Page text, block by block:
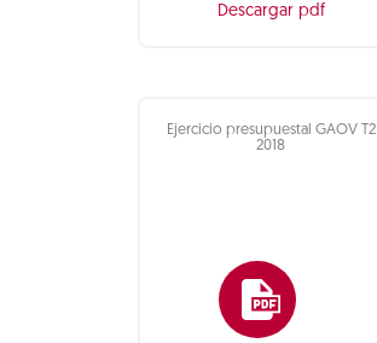
Descargar pdf
Ejercicio presupuestal GAOV T2
2018